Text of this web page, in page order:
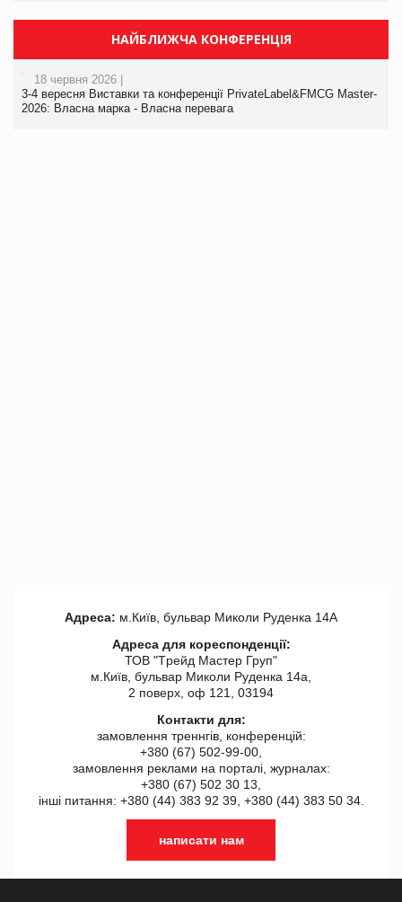
НАЙБЛИЖЧА КОНФЕРЕНЦІЯ
18 червня 2026 |
3-4 вересня Виставки та конференції PrivateLabel&FMCG Master-
2026: Власна марка - Власна перевага
Адреса: м.Київ, бульвар Миколи Руденка 14А
Адреса для кореспонденції:
ТОВ "Tрейд Мастер Груп"
м.Київ, бульвар Миколи Руденка 14а,
2 поверх, оф 121, 03194
Контакти для:
замовлення треннгів, конференцій:
+380 (67) 502-99-00,
замовлення реклами на порталі, журналах:
+380 (67) 502 30 13,
інші питання: +380 (44) 383 92 39, +380 (44) 383 50 34.
написати нам